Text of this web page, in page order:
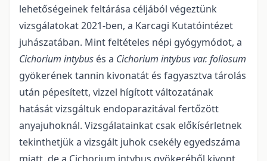
lehetőségeinek feltárása céljából végeztünk
vizsgálatokat 2021-ben, a Karcagi Kutatóintézet
juhászatában. Mint feltételes népi gyógymódot, a
Cichorium intybus és a Cichorium intybus var. foliosum
gyökerének tannin kivonatát és fagyasztva tárolás
után pépesített, vizzel hígított változatának
hatását vizsgáltuk endoparazitával fertőzött
anyajuhoknál. Vizsgálatainkat csak előkísérletnek
tekinthetjük a vizsgált juhok csekély egyedszáma